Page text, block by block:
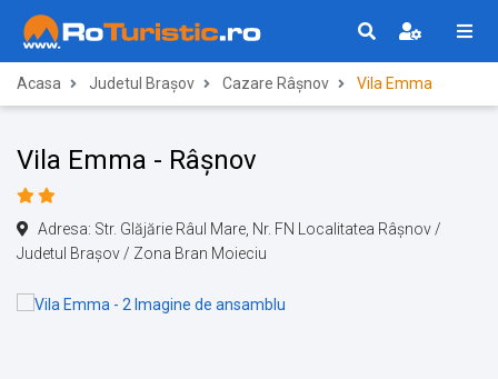
Acasa Judetul Brașov Cazare Râșnov Vila Emma
Vila Emma - Râșnov
Adresa: Str. Glăjărie Râul Mare, Nr. FN Localitatea Râșnov /
Judetul Brașov / Zona Bran Moieciu